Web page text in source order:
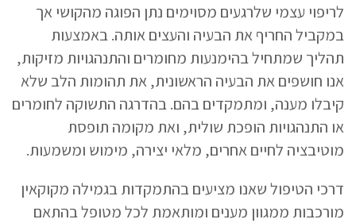
לריפוי עצמי שלרגעים מסוימים נתן הפוגה מהקושי אך
במקביל החריף את הבעיה והעצים אותה. באמצעות
תהליך שמתחיל בהימנעות מחומרים והתנהגויות מזיקות,
אנו חושפים את הבעיה הראשונית, את תהומות הלב שלא
קיבלו מענה, ומתמקדים בהם. בהדרגה התשוקה לחומרים
או התנהגויות הופכת שולית, ואת מקומה תופסת
מוטיבציה לחיים אחרים, מלאי יצירה, מימוש ומשמעות.
דרכי הטיפול שאנו מציעים בהתמקדות בגמילה מקוקאין
מורכבות ממגוון מענים ומותאמת לכל מטופל בהתאם